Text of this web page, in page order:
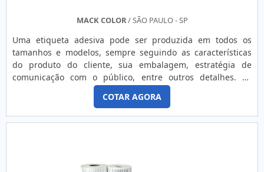
encontram-se: Atendimento personalizado, com dedicação
totalmente reciclável; Possibilidade de aplicação manual e
também pneumática.PINO TAG PREÇO JUSTO E DE ALTA
QUALIDADEA ETIBAND Indústria e Comércio de Etiquetas
Ltda – EPP é especializada na fabricação e distribuição de
pino tag, e assim possui o produto a pronta entrega para
todo o Brasil. A empresa atende indústrias têxteis,
confecções, indústrias farmacêuticas, empresas de
MACK COLOR/ SÃO PAULO - SP
Uma etiqueta adesiva pode ser produzida em todos os
tamanhos e modelos, sempre seguindo as características
do produto do cliente, sua embalagem, estratégia de
comunicação com o público, entre outros detalhes. As
etiquetas podem ser obtidas também em impressoras que
trabalham no sistema de termotransferência. Para
campanhas promocionais, as etiquetas podem ser
impressas de algumas formas, entre as quais estão:
COTAR AGORA